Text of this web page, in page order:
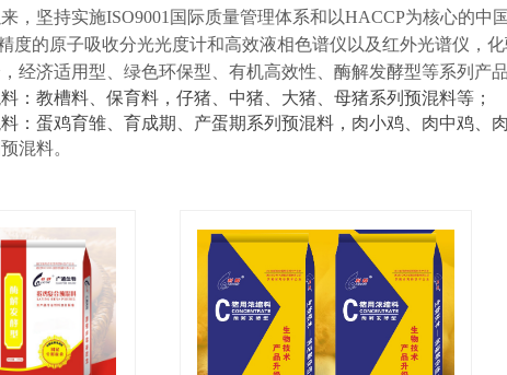
，坚持实施ISO9001国际质量管理体系和以HACCP为核心的
度的原子吸收分光光度计和高效液相色谱仪以及红外光谱仪，
经济适用型、绿色环保型、有机高效性、酶解发酵型等系列产
： 教槽料、保育料，仔猪、中猪、大猪、母猪系列预混料等；
： 蛋鸡育雏、育成期、产蛋期系列预混料，肉小鸡、肉中鸡、
混料。